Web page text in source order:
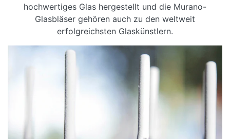
hochwertiges Glas hergestellt und die Murano-
Glasbläser gehören auch zu den weltweit
erfolgreichsten Glaskünstlern.